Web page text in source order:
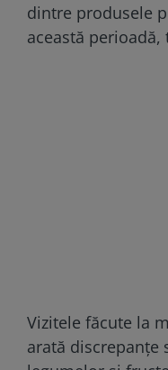
dintre produsele
această perioadă,
Vizitele făcute la
arată